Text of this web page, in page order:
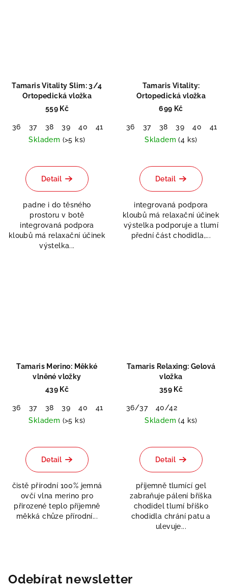
Tamaris Vitality Slim: 3/4
Ortopedická vložka
559 Kč
36 37 38 39 40 41
Skladem (>5 ks)
Detail
padne i do těsného
prostoru v botě
integrovaná podpora
kloubů má relaxační účinek
výstelka...
Tamaris Vitality:
Ortopedická vložka
699 Kč
36 37 38 39 40 41
Skladem(4 ks)
Detail
integrovaná podpora
kloubů má relaxační účinek
výstelka podporuje a tlumí
přední část chodidla,...
Tamaris Merino: Měkké
vlněné vložky
439 Kč
36 37 38 39 40 41
Skladem (>5 ks)
Detail
čistě přírodní 100% jemná
ovčí vlna merino pro
přirozené teplo příjemně
měkká chůze přírodní...
Tamaris Relaxing: Gelová
vložka
359 Kč
36/37
40/42
Skladem(4 ks)
Detail
příjemně tlumící gel
zabraňuje pálení bříška
chodidel tlumí bříško
chodidla chrání patu a
ulevuje...
Odebírat newsletter